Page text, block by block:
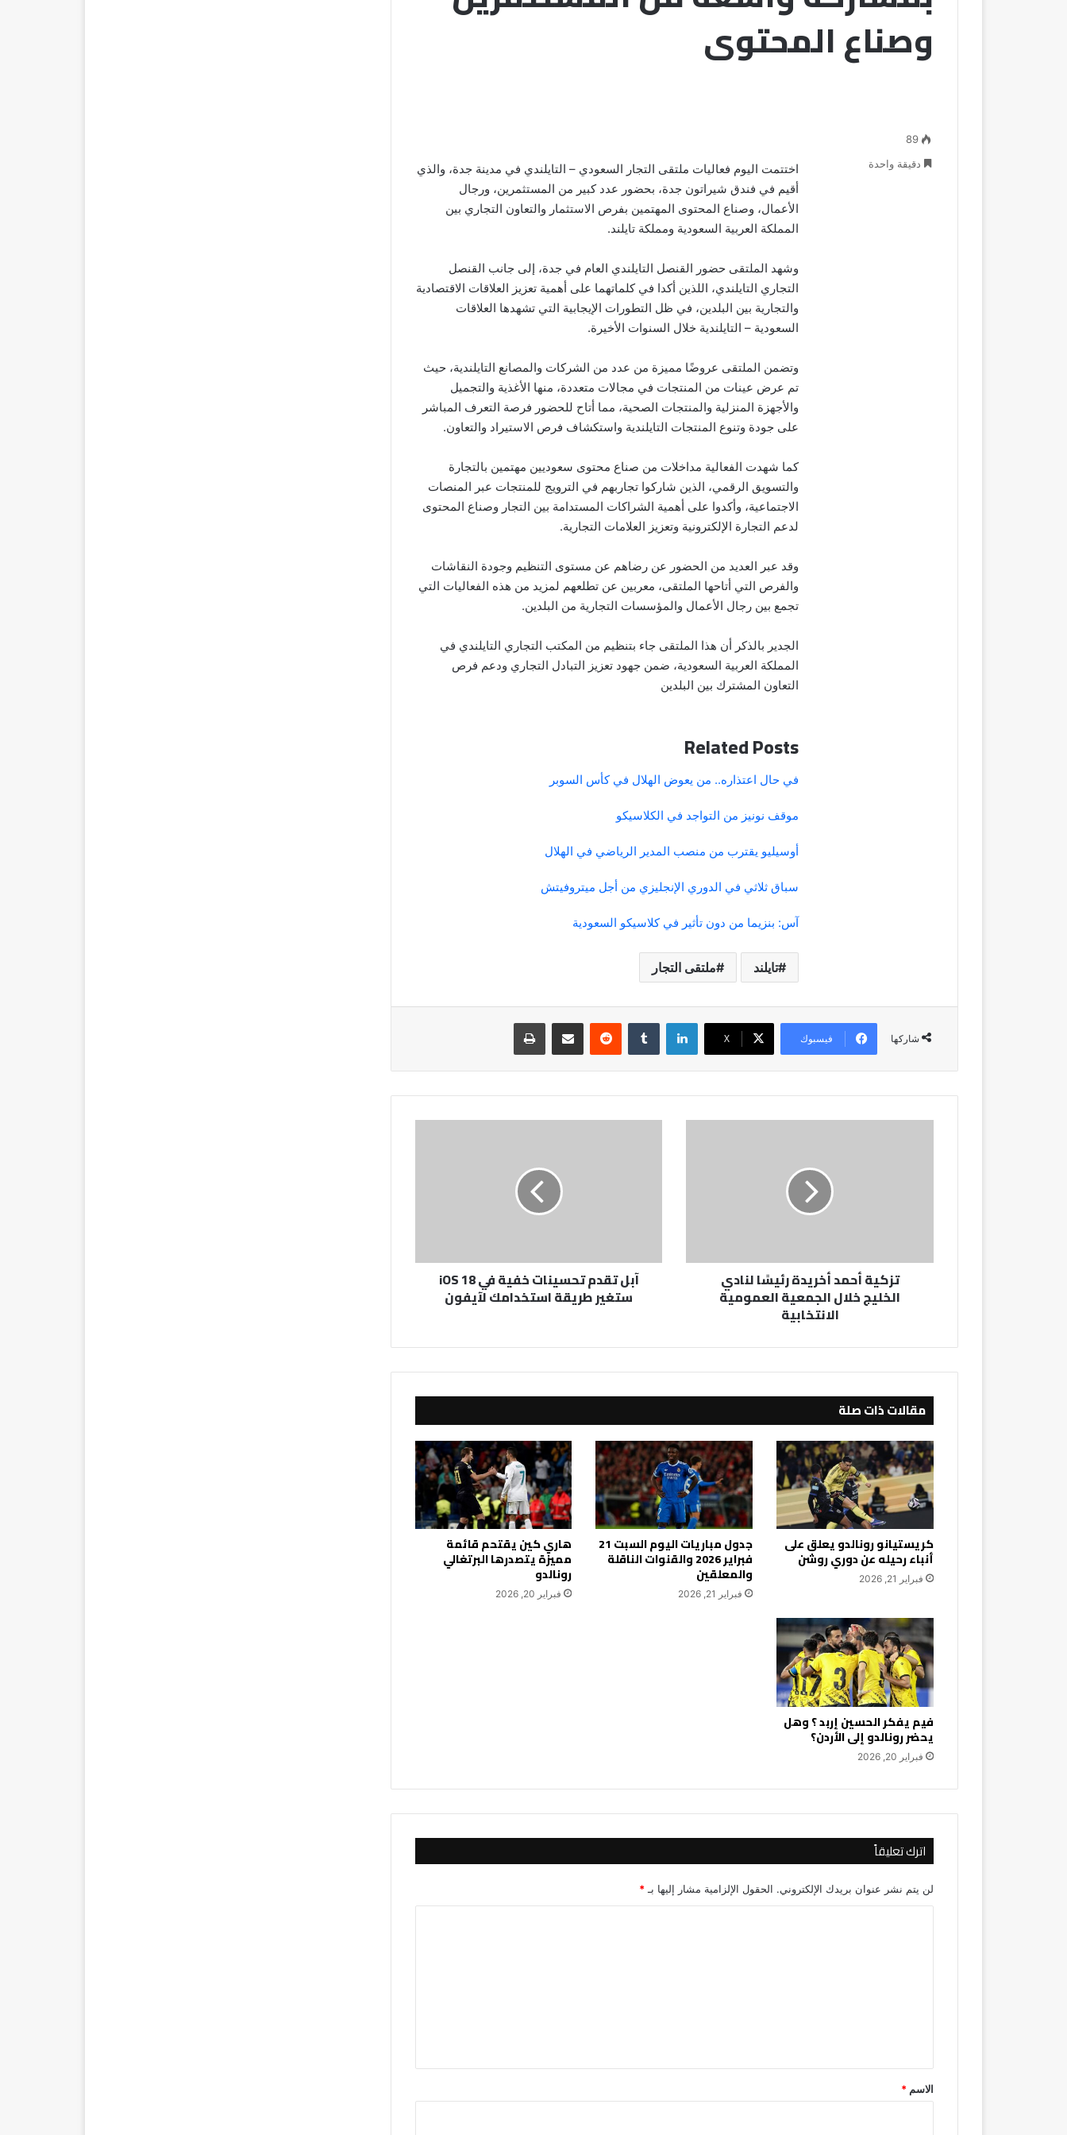
وصناع المحتوى
اختتمت اليوم فعاليات ملتقى التجار السعودي – التايلندي في مدينة جدة، والذي
أقيم في فندق شيراتون جدة، بحضور عدد كبير من المستثمرين، ورجال
الأعمال، وصناع المحتوى المهتمين بفرص الاستثمار والتعاون التجاري بين
المملكة العربية السعودية ومملكة تايلند.
وشهد الملتقى حضور القنصل التايلندي العام في جدة، إلى جانب القنصل
التجاري التايلندي، اللذين أكدا في كلماتهما على أهمية تعزيز العلاقات الاقتصادية
والتجارية بين البلدين، في ظل التطورات الإيجابية التي تشهدها العلاقات
السعودية – التايلندية خلال السنوات الأخيرة.
وتضمن الملتقى عروضًا مميزة من عدد من الشركات والمصانع التايلندية، حيث
تم عرض عينات من المنتجات في مجالات متعددة، منها الأغذية والتجميل
والأجهزة المنزلية والمنتجات الصحية، مما أتاح للحضور فرصة التعرف المباشر
على جودة وتنوع المنتجات التايلندية واستكشاف فرص الاستيراد والتعاون.
كما شهدت الفعالية مداخلات من صناع محتوى سعوديين مهتمين بالتجارة
والتسويق الرقمي، الذين شاركوا تجاربهم في الترويج للمنتجات عبر المنصات
الاجتماعية، وأكدوا على أهمية الشراكات المستدامة بين التجار وصناع المحتوى
لدعم التجارة الإلكترونية وتعزيز العلامات التجارية.
وقد عبر العديد من الحضور عن رضاهم عن مستوى التنظيم وجودة النقاشات
والفرص التي أتاحها الملتقى، معربين عن تطلعهم لمزيد من هذه الفعاليات التي
تجمع بين رجال الأعمال والمؤسسات التجارية من البلدين.
الجدير بالذكر أن هذا الملتقى جاء بتنظيم من المكتب التجاري التايلندي في
المملكة العربية السعودية، ضمن جهود تعزيز التبادل التجاري ودعم فرص
التعاون المشترك بين البلدين
Related Posts
في حال اعتذاره.. من يعوض الهلال في كأس السوبر
موقف نونيز من التواجد في الكلاسيكو
أوسيليو يقترب من منصب المدير الرياضي في الهلال
سباق ثلاثي في الدوري الإنجليزي من أجل ميتروفيتش
آس: بنزيما من دون تأثير في كلاسيكو السعودية
تايلند ملتقى التجار
89
دقيقة واحدة
شاركها فيسبوك ‫X
لينكدإن مشاركة عبر البريد طباعة
العمومية
الانتخابيةتزكية أحمد أخريدة رئيسًا لنادي
الخليج خلال الجمعية العمومية
الانتخابية
طريقة
استخدامك
آبل تقدم تحسينات خفية في iOS 18
ستغير طريقة استخدامك لآيفون
مقالات ذات صلة
كريستيانو رونالدو يعلق على
أنباء رحيله عن دوري روشن
فبراير 21, 2026
جدول مباريات اليوم السبت 21
فبراير 2026 والقنوات الناقلة
والمعلقين
فبراير 21, 2026
هاري كين يقتحم قائمة
مميزة يتصدرها البرتغالي
رونالدو
فبراير 20, 2026
فيم يفكر الحسين إربد ؟ وهل
يحضر رونالدو إلى الأردن؟
فبراير 20, 2026
اترك تعليقاً
لن يتم نشر عنوان بريدك الإلكتروني. الحقول الإلزامية مشار إليها بـ *
*
الاسم *